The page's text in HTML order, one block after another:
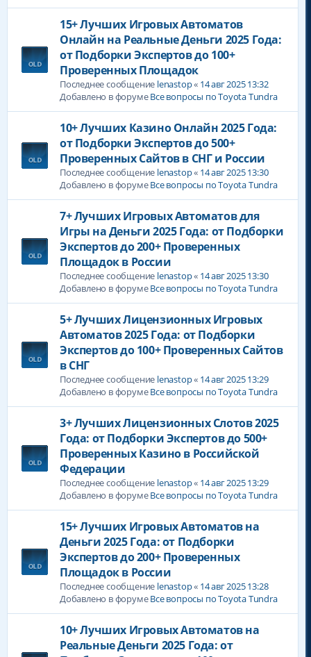
15+ Лучших Игровых Автоматов
Онлайн на Реальные Деньги 2025 Года:
от Подборки Экспертов до 100+
Проверенных Площадок
Последнее сообщение lenastop« 14 авг 2025 13:32
Добавлено в форумеВсе вопросы по Toyota Tundra
10+ Лучших Казино Онлайн 2025 Года:
от Подборки Экспертов до 500+
Проверенных Сайтов в СНГ и России
Последнее сообщение lenastop« 14 авг 2025 13:30
Добавлено в форумеВсе вопросы по Toyota Tundra
7+ Лучших Игровых Автоматов для
Игры на Деньги 2025 Года: от Подборки
Экспертов до 200+ Проверенных
Площадок в России
Последнее сообщение lenastop« 14 авг 2025 13:30
Добавлено в форумеВсе вопросы по Toyota Tundra
5+ Лучших Лицензионных Игровых
Автоматов 2025 Года: от Подборки
Экспертов до 100+ Проверенных Сайтов
в СНГ
Последнее сообщение lenastop« 14 авг 2025 13:29
Добавлено в форумеВсе вопросы по Toyota Tundra
3+ Лучших Лицензионных Слотов 2025
Года: от Подборки Экспертов до 500+
Проверенных Казино в Российской
Федерации
Последнее сообщение lenastop« 14 авг 2025 13:29
Добавлено в форумеВсе вопросы по Toyota Tundra
15+ Лучших Игровых Автоматов на
Деньги 2025 Года: от Подборки
Экспертов до 200+ Проверенных
Площадок в России
Последнее сообщение lenastop« 14 авг 2025 13:28
Добавлено в форумеВсе вопросы по Toyota Tundra
10+ Лучших Игровых Автоматов на
Реальные Деньги 2025 Года: от